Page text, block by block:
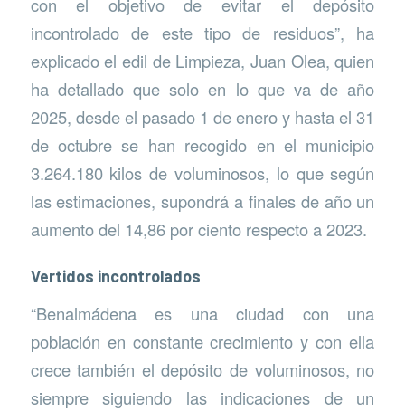
incontrolado de este tipo de residuos”, ha
explicado el edil de Limpieza, Juan Olea, quien
ha detallado que solo en lo que va de año
2025, desde el pasado 1 de enero y hasta el 31
de octubre se han recogido en el municipio
3.264.180 kilos de voluminosos, lo que según
las estimaciones, supondrá a finales de año un
aumento del 14,86 por ciento respecto a 2023.
Vertidos incontrolados
“Benalmádena es una ciudad con una
población en constante crecimiento y con ella
crece también el depósito de voluminosos, no
siempre siguiendo las indicaciones de un